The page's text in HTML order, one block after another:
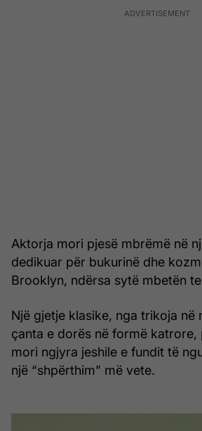
Aktorja mori pjesë mbrëmë në
dedikuar për bukurinë dhe
Brooklyn, ndërsa sytë mbetën
Një gjetje klasike, nga trikoja në
çanta e dorës në formë katrore,
mori ngjyra jeshile e fundit të
një “shpërthim” më vete.